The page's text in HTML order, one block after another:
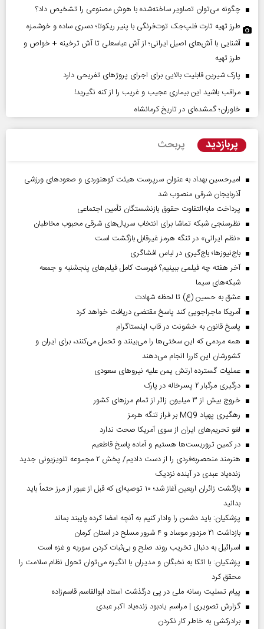
چگونه می‌توان تصاویر ساخته‌شده با هوش مصنوعی را تشخیص داد؟
طرز تهیه تارت فلپ‌جک توت‌فرنگی با پنیر ریکوتا؛ دسری ساده و خوشمزه
آشنایی با آش‌های اصیل ایرانی؛ از آش عباسعلی تا آش ترخینه + خواص و
طرز تهیه
پارک شیرین قابلیت‌ بالایی برای اجرای پروژهای تفریحی دارد
مراقب باشید این بیماری عجیب و غریب را از کنه نگیرید!
خاوران؛ گمشده‌ای در تاریخ کرمانشاه
پربازدید پربحث
امیرحسین بهداد به عنوان سرپرست هیئت کوهنوردی و صعودهای ورزشی
آذربایجان شرقی منصوب شد
پرداخت مابه‌التفاوت حقوق بازنشستگان تأمین اجتماعی
نظرسنجی شبکه تماشا برای انتخاب سریال‌های شرقی محبوب مخاطبان
«نظم ایرانی» در تنگه هرمز غیرقابل بازگشت است
باج‌نیوزها؛ باج‌گیری در لباس افشاگری
آخر هفته چه فیلمی ببینیم؟ فهرست کامل فیلم‌های پنجشنبه و جمعه
شبکه‌های سیما
عشق به حسین (ع) تا لحظه شهادت
آمریکا ماجراجویی کند پاسخ مقتضی دریافت خواهد کرد
پاسخ قانون به خشونت در قاب اینستاگرام
همه مردمی که این سختی‌ها را می‌بینند و تحمل می‌کنند، برای ایران و
کشورشان این کاررا انجام می‌دهند
عملیات گسترده ارتش یمن علیه نیروهای سعودی
درگیری مرگبار ۲ پسرخاله در پارک
خروج بیش از ۳ میلیون زائر از تمام مرز‌های کشور
رهگیری پهپاد MQ9 بر فراز تنگه هرمز
لغو تحریم‌های ایران از سوی آمریکا صحت ندارد
در کمین تروریست‌ها هستیم و آماده پاسخ قاطعیم
هنرمند منحصر‌به‌فردی را از دست دادیم/ پخش ۲ مجموعه تلویزیونی جدید
زنده‌یاد عبدی در آینده نزدیک
بازگشت زائران اربعین آغاز شد؛ ۱۰ توصیه‌ای که قبل از عبور از مرز حتماً باید
بدانید
پزشکیان: باید دشمن را وادار کنیم به آنچه امضا کرده پایبند بماند
بازداشت ۲۱ مزدور موساد و ۴ شرور مسلح در استان کرمان
اسرائیل به دنبال تخریب روند صلح و بی‌ثبات کردن سوریه و غزه است
پزشکیان: با اتکا به نخبگان و مدیران با انگیزه می‌توان تحول نظام سلامت را
محقق کرد
پیام تسلیت رسانه ملی در پی درگذشت استاد ابوالقاسم قاسم‌زاده
گزارش تصویری | مراسم یادبود زنده‌یاد اکبر عبدی
برادرکشی به خاطر کار نکردن